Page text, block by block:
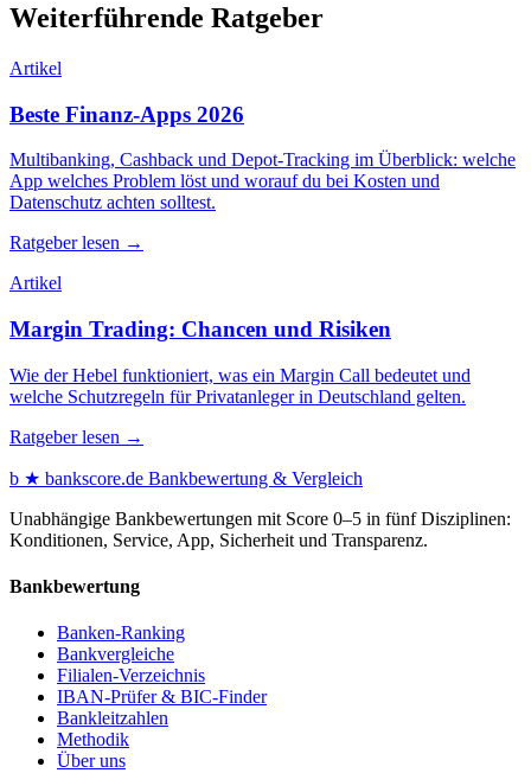
Weiterführende Ratgeber
Artikel
Beste Finanz-Apps 2026
Multibanking, Cashback und Depot-Tracking im Überblick: welche
App welches Problem löst und worauf du bei Kosten und
Datenschutz achten solltest.
Ratgeber lesen →
Artikel
Margin Trading: Chancen und Risiken
Wie der Hebel funktioniert, was ein Margin Call bedeutet und
welche Schutzregeln für Privatanleger in Deutschland gelten.
Ratgeber lesen →
b ★ bankscore.de Bankbewertung & Vergleich
Unabhängige Bankbewertungen mit Score 0–5 in fünf Disziplinen:
Konditionen, Service, App, Sicherheit und Transparenz.
Bankbewertung
Banken-Ranking
Bankvergleiche
Filialen-Verzeichnis
IBAN-Prüfer & BIC-Finder
Bankleitzahlen
Methodik
Über uns